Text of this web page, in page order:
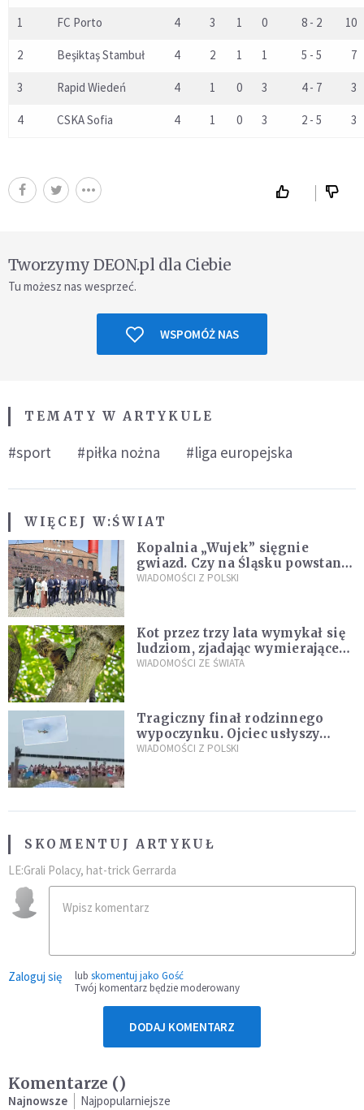
1 FC Porto 4 3 1 0 8 - 2 10
2 Beşiktaş Stambuł 4 2 1 1 5 - 5 7
3 Rapid Wiedeń 4 1 0 3 4 - 7 3
4 CSKA Sofia 4 1 0 3 2 - 5 3
Tworzymy DEON.pl dla Ciebie
Tu możesz nas wesprzeć.
WSPOMÓŻ NAS
TEMATY W ARTYKULE
#sport #piłka nożna #liga europejska
WIĘCEJ W:ŚWIAT
Kopalnia „Wujek” sięgnie
gwiazd. Czy na Śląsku powstanie
„Dolina Krzemowa”?
WIADOMOŚCI Z POLSKI
Kot przez trzy lata wymykał się
ludziom, zjadając wymierające
kaczki. W końcu popełnił
WIADOMOŚCI ZE ŚWIATA
Tragiczny finał rodzinnego
wypoczynku. Ojciec usłyszy
zarzuty
WIADOMOŚCI Z POLSKI
SKOMENTUJ ARTYKUŁ
LE:Grali Polacy, hat-trick Gerrarda
Zaloguj się lub skomentuj jako Gość
Twój komentarz będzie moderowany
DODAJ KOMENTARZ
Komentarze ()
Najnowsze Najpopularniejsze